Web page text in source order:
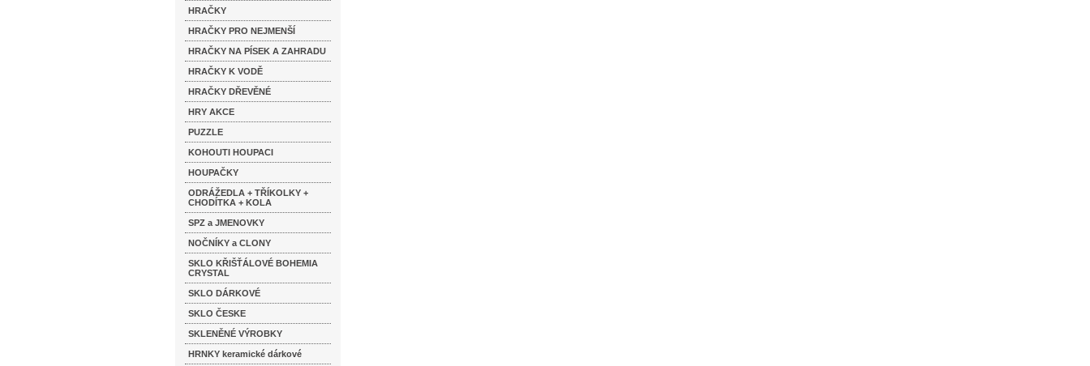
HRAČKY
HRAČKY PRO NEJMENŠÍ
HRAČKY NA PÍSEK A ZAHRADU
HRAČKY K VODĚ
HRAČKY DŘEVĚNÉ
HRY AKCE
PUZZLE
KOHOUTI HOUPACI
HOUPAČKY
ODRÁŽEDLA + TŘÍKOLKY +
CHODÍTKA + KOLA
SPZ a JMENOVKY
NOČNÍKY a CLONY
SKLO KŘIŠŤÁLOVÉ BOHEMIA
CRYSTAL
SKLO DÁRKOVÉ
SKLO ČESKE
SKLENĚNÉ VÝROBKY
HRNKY keramické dárkové